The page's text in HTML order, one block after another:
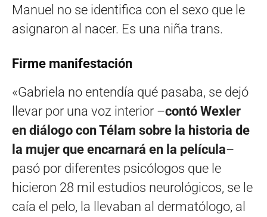
Manuel no se identifica con el sexo que le
asignaron al nacer. Es una niña trans.
Firme manifestación
«Gabriela no entendía qué pasaba, se dejó
llevar por una voz interior –contó Wexler
en diálogo con Télam sobre la historia de
la mujer que encarnará en la película–
pasó por diferentes psicólogos que le
hicieron 28 mil estudios neurológicos, se le
caía el pelo, la llevaban al dermatólogo, al